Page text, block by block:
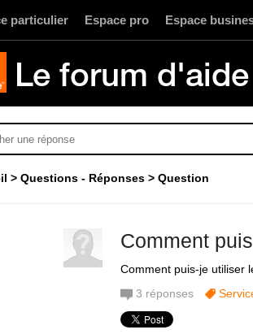
particulier Espace pro Espace
Le forum
Questions - Réponses Question
Comment
Comment puis-je utiliser
3 réponses